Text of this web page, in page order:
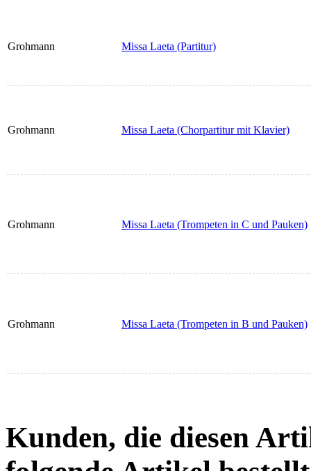
Grohmann Missa Laeta (Partitur)
Grohmann Missa Laeta (Chorpartitur mit Klavier)
Grohmann Missa Laeta (Trompeten in C und Pauken)
Grohmann Missa Laeta (Trompeten in B und Pauken)
Kunden, die diesen